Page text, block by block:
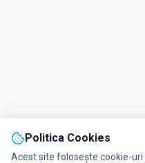
Politica Cookies
Acest site folosește cookie-